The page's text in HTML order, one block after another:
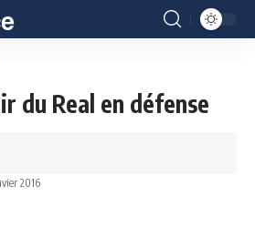
du Real en défense
2016